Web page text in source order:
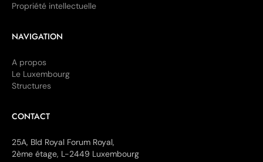
Propriété intellectuelle
NAVIGATION
A propos
Le Luxembourg
Structures
CONTACT
25A, Bld Royal Forum Royal,
2ème étage, L-2449 Luxembourg